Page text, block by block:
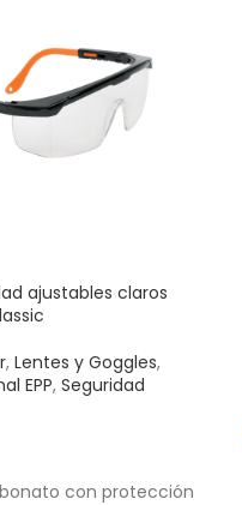
ajustables claros
, Lentes y Goggles,
EPP, Seguridad
con protección